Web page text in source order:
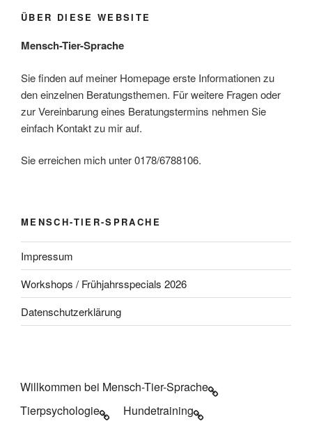
ÜBER DIESE WEBSITE
Mensch-Tier-Sprache
Sie finden auf meiner Homepage erste Informationen zu
den einzelnen Beratungsthemen. Für weitere Fragen oder
zur Vereinbarung eines Beratungstermins nehmen Sie
einfach Kontakt zu mir auf.
Sie erreichen mich unter 0178/6788106.
MENSCH-TIER-SPRACHE
Impressum
Workshops / Frühjahrsspecials 2026
Datenschutzerklärung
Willkommen bei Mensch-Tier-Sprache
Tierpsychologie
Hundetraining